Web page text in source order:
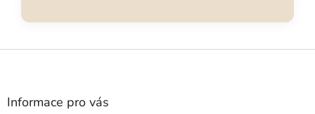
Z
Informace pro vás